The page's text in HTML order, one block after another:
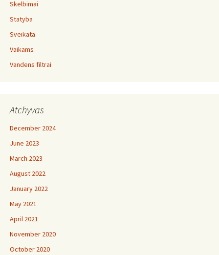
Skelbimai
Statyba
Sveikata
Vaikams
Vandens filtrai
Atchyvas
December 2024
June 2023
March 2023
August 2022
January 2022
May 2021
April 2021
November 2020
October 2020